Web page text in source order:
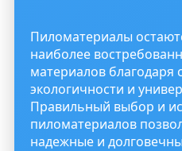
Пиломатериалы
наиболее
материалов благодаря
экологичности и
Правильный выбор и
пиломатериалов
надежные и